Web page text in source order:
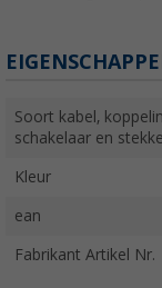
Soort kabel,
schakelaar en
Kleur
ean
Fabrikant Artikel Nr.